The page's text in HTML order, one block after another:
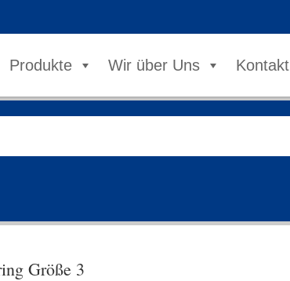
Produkte Wir über Uns Kontakt
Größe 3